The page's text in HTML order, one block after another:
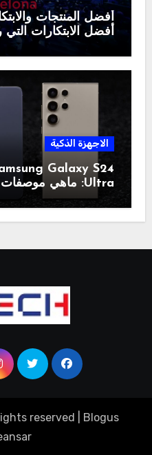
أفضل الابتكارات
الاجهزة الذكية
Ultra: ماهي موصفات والسعر والألوان؟
reserved Blogus